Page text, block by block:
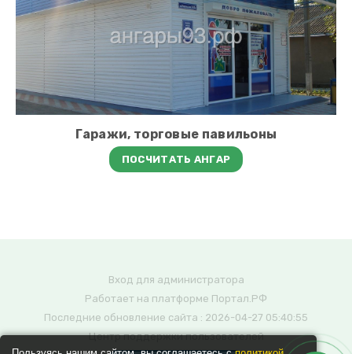
Гаражи, торговые павильоны
ПОСЧИТАТЬ АНГАР
Вход для администратора
Работает на платформе Портал.РФ
Последние обновление сайта : 2026-04-27 05:40:55
Центр поддержки пользователей